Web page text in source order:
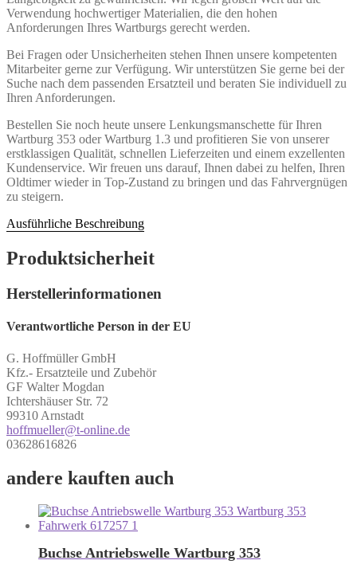
Verwendung hochwertiger Materialien, die den hohen
Anforderungen Ihres Wartburgs gerecht werden.
Bei Fragen oder Unsicherheiten stehen Ihnen unsere kompetenten
Mitarbeiter gerne zur Verfügung. Wir unterstützen Sie gerne bei der
Suche nach dem passenden Ersatzteil und beraten Sie individuell zu
Ihren Anforderungen.
Bestellen Sie noch heute unsere Lenkungsmanschette für Ihren
Wartburg 353 oder Wartburg 1.3 und profitieren Sie von unserer
erstklassigen Qualität, schnellen Lieferzeiten und einem exzellenten
Kundenservice. Wir freuen uns darauf, Ihnen dabei zu helfen, Ihren
Oldtimer wieder in Top-Zustand zu bringen und das Fahrvergnügen
zu steigern.
Ausführliche Beschreibung
Produktsicherheit
Herstellerinformationen
Verantwortliche Person in der EU
G. Hoffmüller GmbH
Kfz.- Ersatzteile und Zubehör
GF Walter Mogdan
Ichtershäuser Str. 72
99310 Arnstadt
hoffmueller@t-online.de
03628616826
andere kauften auch
Buchse Antriebswelle Wartburg 353